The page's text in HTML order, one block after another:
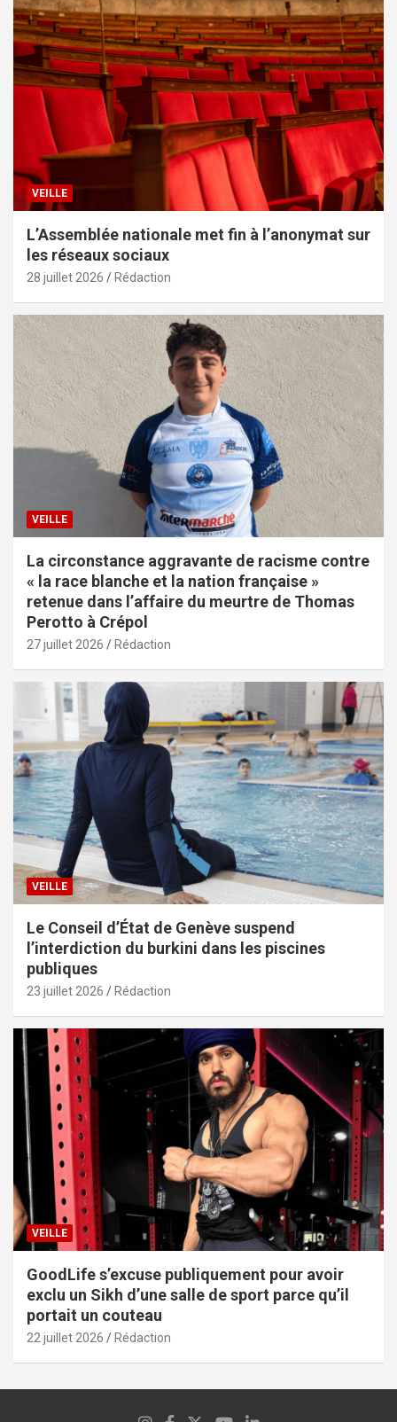
VEILLE
L’Assemblée nationale met fin à l’anonymat sur
les réseaux sociaux
28 juillet 2026 Rédaction
VEILLE
La circonstance aggravante de racisme contre
« la race blanche et la nation française »
retenue dans l’affaire du meurtre de Thomas
Perotto à Crépol
27 juillet 2026 Rédaction
VEILLE
Le Conseil d’État de Genève suspend
l’interdiction du burkini dans les piscines
publiques
23 juillet 2026 Rédaction
VEILLE
GoodLife s’excuse publiquement pour avoir
exclu un Sikh d’une salle de sport parce qu’il
portait un couteau
22 juillet 2026 Rédaction